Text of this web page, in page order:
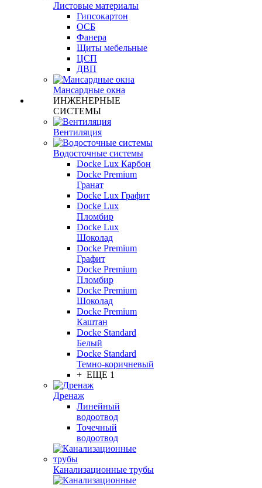
Листовые материалы
Гипсокартон
ОСБ
Фанера
Щиты мебельные
ЦСП
ДВП
Мансардные окна
ИНЖЕНЕРНЫЕ
СИСТЕМЫ
Вентиляция
Водосточные системы
Docke Lux Карбон
Docke Premium
Гранат
Docke Lux Графит
Docke Lux
Пломбир
Docke Lux
Шоколад
Docke Premium
Графит
Docke Premium
Пломбир
Docke Premium
Шоколад
Docke Premium
Каштан
Docke Standard
Белый
Docke Standard
Темно-коричневый
+ ЕЩЕ 1
Дренаж
Линейный
водоотвод
Точечный
водоотвод
Канализационные трубы